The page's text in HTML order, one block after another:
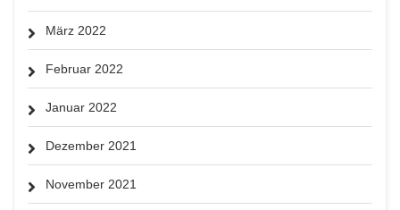
März 2022
Februar 2022
Januar 2022
Dezember 2021
November 2021